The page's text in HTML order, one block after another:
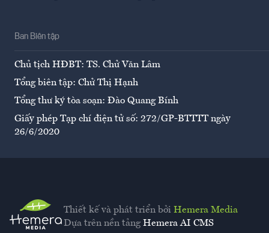
Ban Biên tập
Chủ tịch HĐBT: TS. Chử Văn Lâm
Tổng biên tập: Chử Thị Hạnh
Tổng thư ký tòa soạn: Đào Quang Bính
Giấy phép Tạp chí điện tử số: 272/GP-BTTTT ngày
26/6/2020
Thiết kế và phát triển bởi Hemera Media
Dựa trên nền tảng Hemera AI CMS